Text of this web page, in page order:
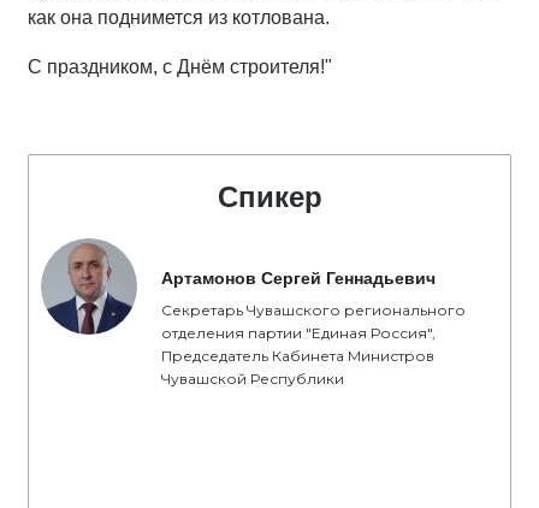
как она поднимется из котлована.
С праздником, с Днём строителя!"
Спикер
Артамонов Сергей Геннадьевич
Секретарь Чувашского регионального
отделения партии "Единая Россия",
Председатель Кабинета Министров
Чувашской Республики